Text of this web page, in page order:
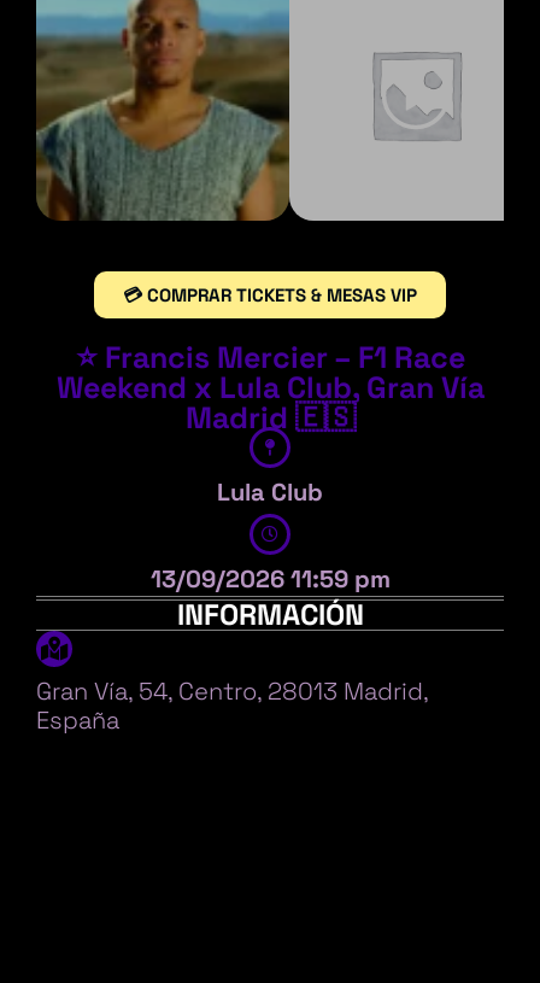
💳 COMPRAR TICKETS & MESAS VIP
⭐ Francis Mercier – F1 Race
Weekend x Lula Club, Gran Vía
Madrid 🇪🇸
Lula Club
13/09/2026 11:59 pm
INFORMACIÓN
Gran Vía, 54, Centro, 28013 Madrid,
España